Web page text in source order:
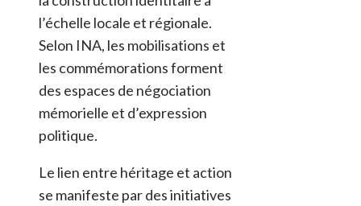
l’échelle locale et régionale.
Selon INA, les mobilisations et
les commémorations forment
des espaces de négociation
mémorielle et d’expression
politique.
Le lien entre héritage et action
se manifeste par des initiatives